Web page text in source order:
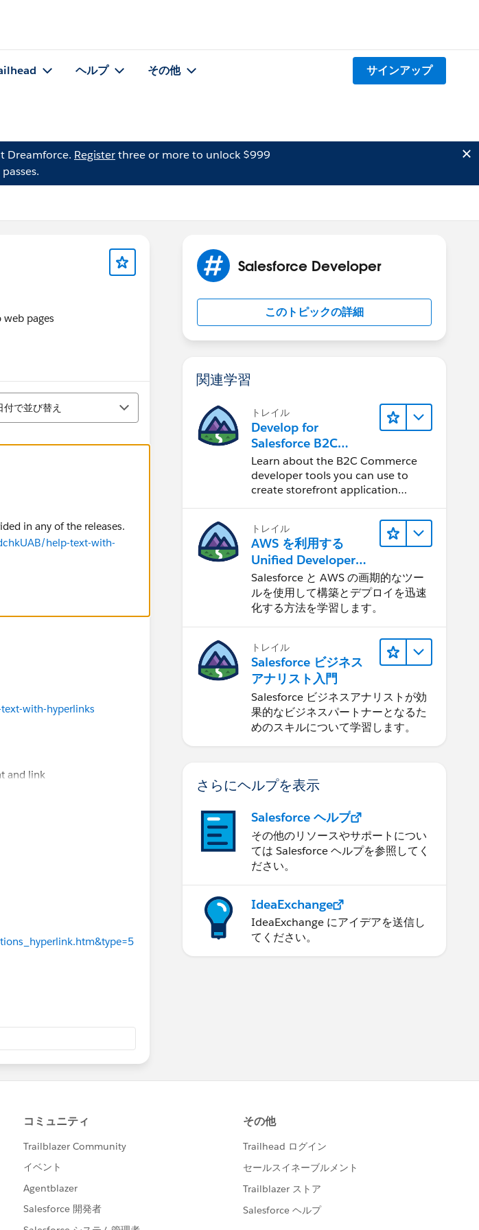
ヘルプ その他 サインアップ
Dreamforce. Registerthree or more to unlock $999
passes.
pages
替え
付で並び替え
in any of the releases.
help-text-with-
with-hyperlinks
and link
Salesforce Developer
このトピックの詳細
関連学習
トレイル
Develop for
Salesforce B2C
Commerce
Learn about the B2C Commerce
developer tools you can use to
create storefront application
トレイル
AWS を利用する
Unified Developer
Experience について
学ぶ
Salesforce と AWS の画期的なツー
ルを使用して構築とデプロイを迅速
化する方法を学習します。
トレイル
Salesforce ビジネス
アナリスト入門
Salesforce ビジネスアナリストが効
果的なビジネスパートナーとなるた
めのスキルについて学習します。
さらにヘルプを表示
Salesforce ヘルプ
その他のリソースやサポートについ
ては Salesforce ヘルプを参照してく
ださい。
IdeaExchange
IdeaExchange にアイデアを送信し
てください。